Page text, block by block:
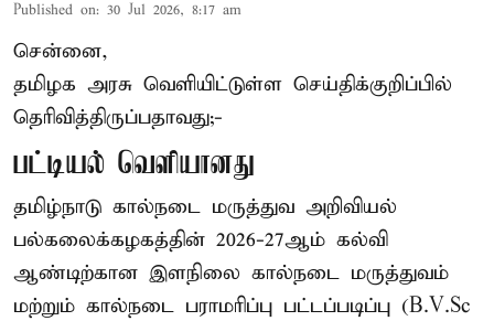
Published on: 30 Jul 2026, 8:17 am
சென்னை,
தமிழக அரசு வெளியிட்டுள்ள செய்திக்குறிப்பில்
தெரிவித்திருப்பதாவது;-
பட்டியல் வெளியானது
தமிழ்நாடு கால்நடை மருத்துவ அறிவியல்
பல்கலைக்கழகத்தின் 2026-27ஆம் கல்வி
ஆண்டிற்கான இளநிலை கால்நடை மருத்துவம்
மற்றும் கால்நடை பராமரிப்பு பட்டப்படிப்பு (B.V.Sc